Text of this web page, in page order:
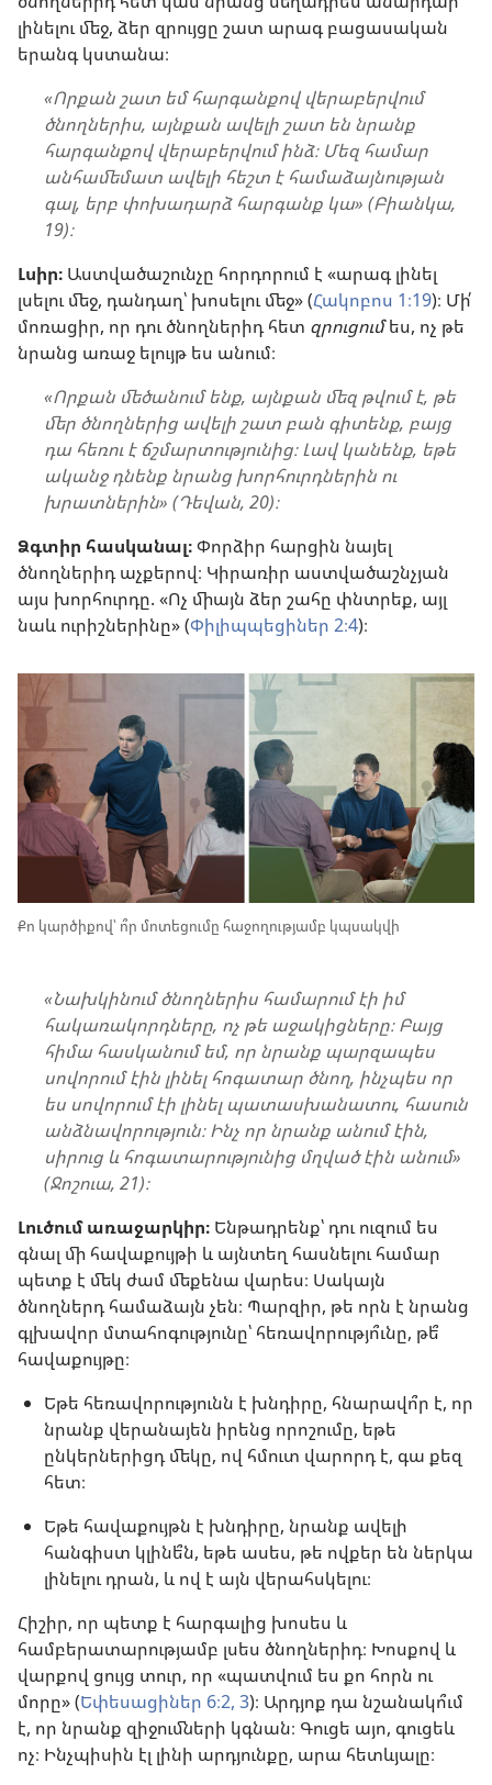
լինելու մեջ, ձեր զրույցը շատ արագ բացասական
երանգ կստանա։
«Որքան շատ եմ հարգանքով վերաբերվում
ծնողներիս, այնքան ավելի շատ են նրանք
հարգանքով վերաբերվում ինձ։ Մեզ համար
անհամեմատ ավելի հեշտ է համաձայնության
գալ, երբ փոխադարձ հարգանք կա» (Բիանկա,
19)։
Լսիր։ Աստվածաշունչը հորդորում է «արագ լինել
լսելու մեջ, դանդաղ՝ խոսելու մեջ» (Հակոբոս 1։19)։ Մի՛
մոռացիր, որ դու ծնողներիդ հետ զրուցումես, ոչ թե
նրանց առաջ ելույթ ես անում։
«Որքան մեծանում ենք, այնքան մեզ թվում է, թե
մեր ծնողներից ավելի շատ բան գիտենք, բայց
դա հեռու է ճշմարտությունից։ Լավ կանենք, եթե
ականջ դնենք նրանց խորհուրդներին ու
խրատներին» (Դեվան, 20)։
Ձգտիր հասկանալ։Փորձիր հարցին նայել
ծնողներիդ աչքերով։ Կիրառիր աստվածաշնչյան
այս խորհուրդը. «Ոչ միայն ձեր շահը փնտրեք, այլ
նաև ուրիշներինը» (Փիլիպպեցիներ 2։4)։
Քո կարծիքով՝ ո՞ր մոտեցումը հաջողությամբ կպսակվի
«Նախկինում ծնողներիս համարում էի իմ
հակառակորդները, ոչ թե աջակիցները։ Բայց
հիմա հասկանում եմ, որ նրանք պարզապես
սովորում էին լինել հոգատար ծնող, ինչպես որ
ես սովորում էի լինել պատասխանատու, հասուն
անձնավորություն։ Ինչ որ նրանք անում էին,
սիրուց և հոգատարությունից մղված էին անում»
(Ջոշուա, 21)։
Լուծում առաջարկիր։ Ենթադրենք՝ դու ուզում ես
գնալ մի հավաքույթի և այնտեղ հասնելու համար
պետք է մեկ ժամ մեքենա վարես։ Սակայն
ծնողներդ համաձայն չեն։ Պարզիր, թե որն է նրանց
գլխավոր մտահոգությունը՝ հեռավորությո՞ւնը, թե՞
հավաքույթը։
Եթե հեռավորությունն է խնդիրը, հնարավո՞ր է, որ
նրանք վերանայեն իրենց որոշումը, եթե
ընկերներիցդ մեկը, ով հմուտ վարորդ է, գա քեզ
հետ։
Եթե հավաքույթն է խնդիրը, նրանք ավելի
հանգիստ կլինե՞ն, եթե ասես, թե ովքեր են ներկա
լինելու դրան, և ով է այն վերահսկելու։
Հիշիր, որ պետք է հարգալից խոսես և
համբերատարությամբ լսես ծնողներիդ։ Խոսքով և
վարքով ցույց տուր, որ «պատվում ես քո հորն ու
մորը» (Եփեսացիներ 6։2, 3)։ Արդյոք դա նշանակո՞ւմ
է, որ նրանք զիջումների կգնան։ Գուցե այո, գուցեև
ոչ։ Ինչպիսին էլ լինի արդյունքը, արա հետևյալը։